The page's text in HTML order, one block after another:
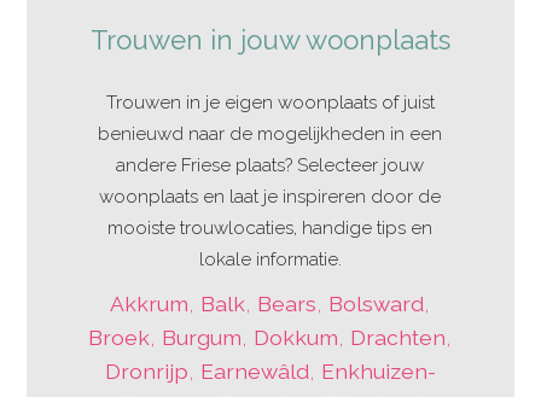
Trouwen in jouw woonplaats
Trouwen in je eigen woonplaats of juist
benieuwd naar de mogelijkheden in een
andere Friese plaats? Selecteer jouw
woonplaats en laat je inspireren door de
mooiste trouwlocaties, handige tips en
lokale informatie.
Akkrum Balk Bears Bolsward
Broek Burgum Dokkum Drachten
Dronrijp Earnewâld Enkhuizen-